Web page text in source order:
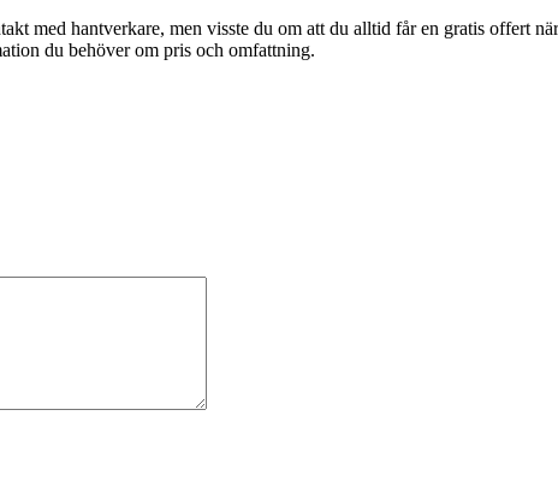
med hantverkare, men visste du om att du alltid får en gratis offert
du behöver om pris och omfattning.